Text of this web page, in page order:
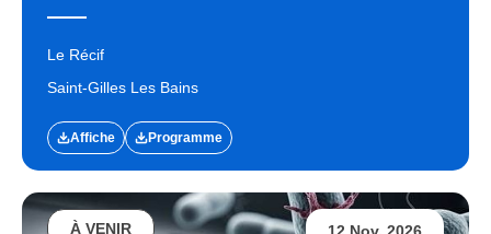
Le Récif
Saint-Gilles Les Bains
Affiche Programme
À VENIR